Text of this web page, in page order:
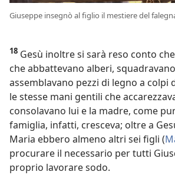
Giuseppe insegnò al figlio il mestiere del
18 Gesù inoltre si sarà reso conto
che abbattevano alberi,
assemblavano pezzi di legno a colpi
le stesse mani gentili che
consolavano lui e la madre, come
famiglia, infatti, cresceva; oltre a
Maria ebbero almeno altri sei figli (
procurare il necessario per tutti
proprio lavorare sodo.